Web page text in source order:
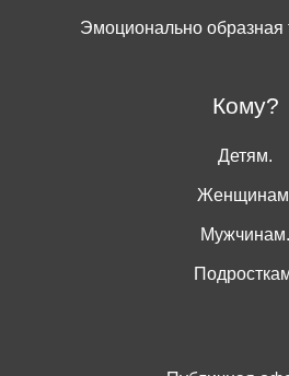
Эмоционально
Кому?
Детям.
Мужчинам.